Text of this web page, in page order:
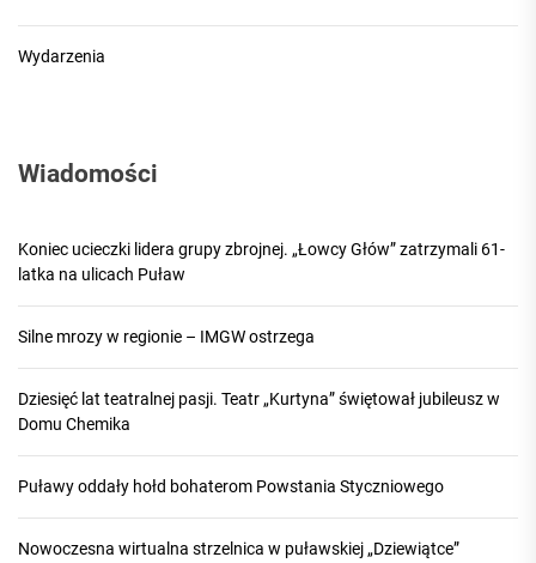
Wydarzenia
Wiadomości
Koniec ucieczki lidera grupy zbrojnej. „Łowcy Głów” zatrzymali 61-
latka na ulicach Puław
Silne mrozy w regionie – IMGW ostrzega
Dziesięć lat teatralnej pasji. Teatr „Kurtyna” świętował jubileusz w
Domu Chemika
Puławy oddały hołd bohaterom Powstania Styczniowego
Nowoczesna wirtualna strzelnica w puławskiej „Dziewiątce”